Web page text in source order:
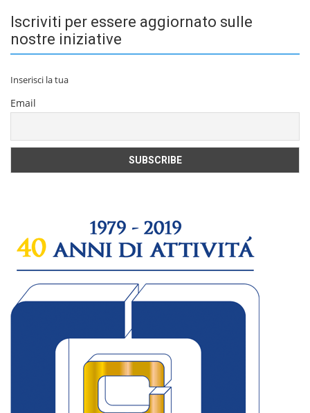
Iscriviti per essere aggiornato sulle
nostre iniziative
Inserisci la tua
Email